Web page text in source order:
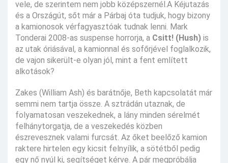
vele, de szerintem nem jobb középszernél.A Kéjutazás
és a Országút, sőt már a Párbaj óta tudjuk, hogy bizony
a kamionosok vérfagyasztóak tudnak lenni. Mark
Tonderai 2008-as suspense horrorja, a Csitt! (Hush) is
az utak óriásával, a kamionnal és sofőrjével foglalkozik,
de vajon sikerült-e olyan jól, mint a fent említett
alkotások?
Zakes (William Ash) és barátnője, Beth kapcsolatát már
semmi nem tartja össze. A sztrádán utaznak, de
folyamatosan veszekednek, a lány minden sérelmét
felhánytorgatja, de a veszekedés közben
észrevesznek valami furcsát. Az őket beelőző kamion
raktere hirtelen egy kicsit felnyílik, a sötétből pedig
egy nő nyúl ki, segítséget kérve. A pár megpróbálja